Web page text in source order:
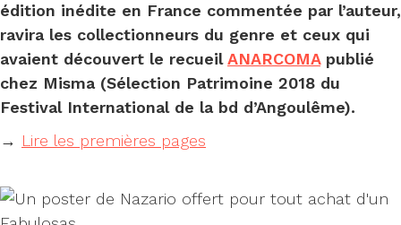
édition inédite en France commentée par l’auteur,
ravira les collectionneurs du genre et ceux qui
avaient découvert le recueilANARCOMApublié
chez Misma (Sélection Patrimoine 2018 du
Festival International de la bd d’Angoulême).
→ Lire les premières pages